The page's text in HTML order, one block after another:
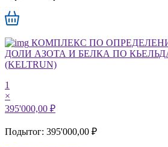
КОМПЛЕКС ПО
ДОЛИ АЗОТА И БЕЛКА ПО
(KELTRUN)
1
×
395'000,00 ₽
Подытог: 395'000,00 ₽